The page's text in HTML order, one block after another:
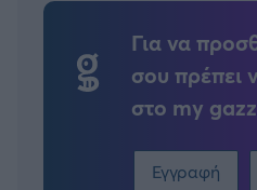
Για να
σου πρέπει
στο my
Εγγραφή